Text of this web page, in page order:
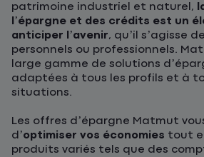
patrimoine industriel et naturel,
l’épargne et des crédits est un
anticiper l’avenir, qu’il s’agisse
personnels ou professionnels.
large gamme de solutions
adaptées à tous les profils et à
situations.
Les offres d’épargne Matmut
d’optimiser vos économies tout
produits variés tels que des